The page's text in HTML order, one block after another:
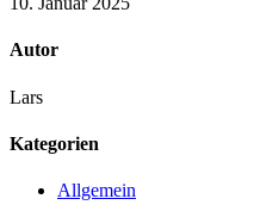
Autor
Lars
Kategorien
Allgemein